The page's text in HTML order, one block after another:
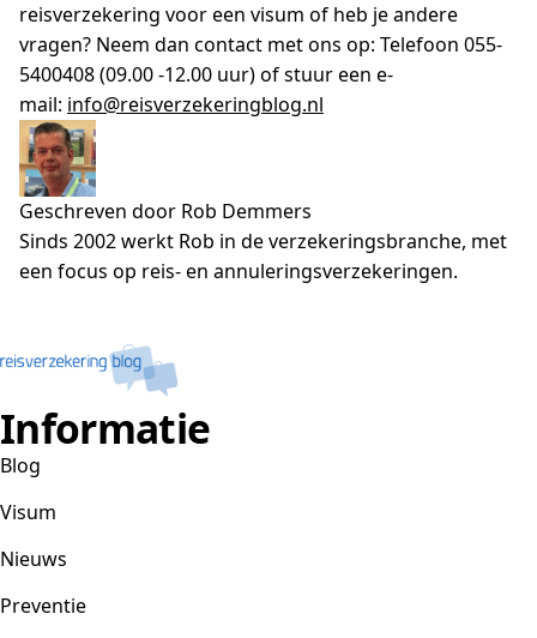
reisverzekering voor een visum of heb je andere
vragen? Neem dan contact met ons op: Telefoon 055-
5400408 (09.00 -12.00 uur) of stuur een e-
mail: info@reisverzekeringblog.nl
Geschreven door Rob Demmers
Sinds 2002 werkt Rob in de verzekeringsbranche, met
een focus op reis- en annuleringsverzekeringen.
Informatie
Blog
Visum
Nieuws
Preventie